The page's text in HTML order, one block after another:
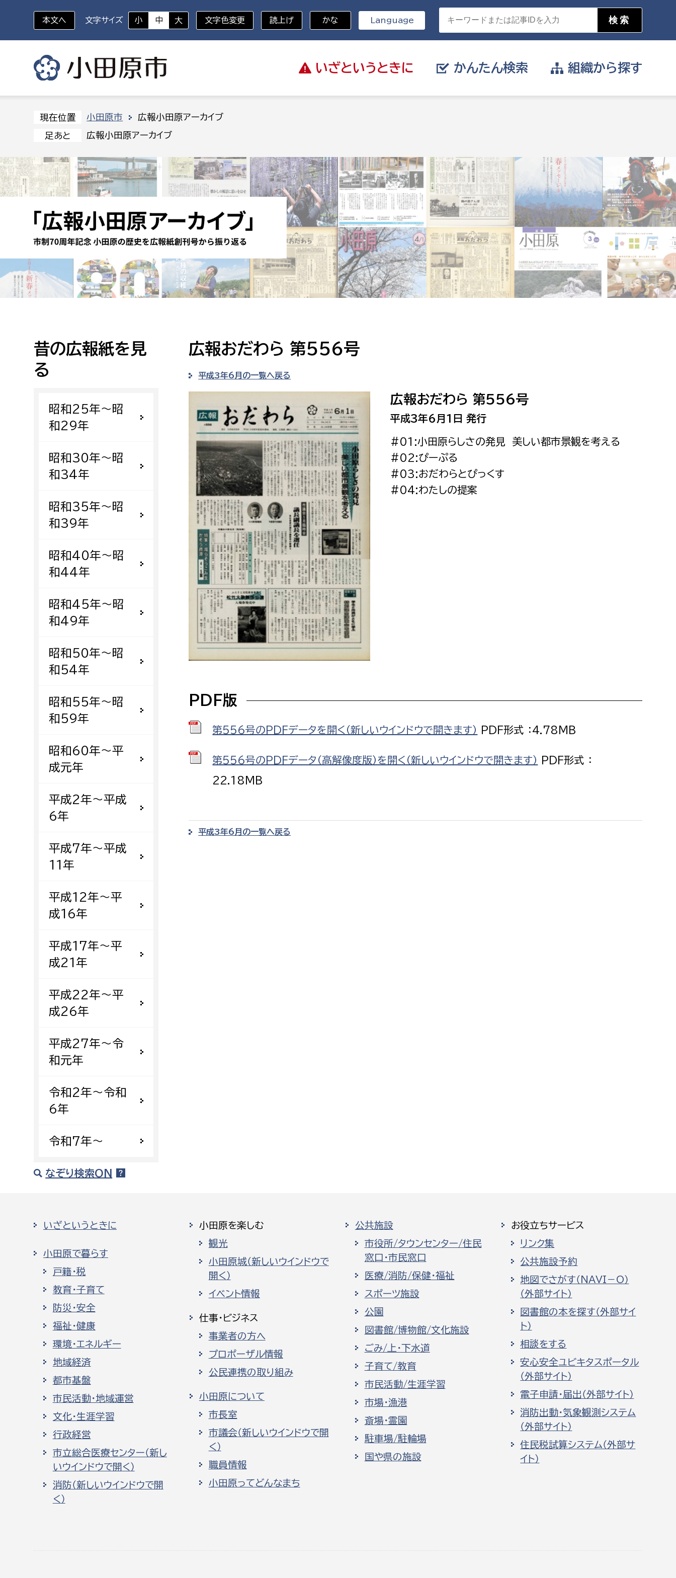
いざと いうときに
いざというときに
休日救急外来 防災・ハザードマップ 避難場所 消防
かんたん検索
対象者を選択
幼稚園児・保育園児
高校生・大学生など
障がい者
事業者
求職者
外国人
ペット
税
教育・子育て
防災・安全
福祉・健康
環境・エネルギー
都市基盤
市民活動・地域づくり
行政経営
観光
消防
病院
市議会
届け出や申請をしたい
証明書がほしい
相談をしたい
支払いをしたい
働きたい
まちづくりに関わりたい
組織から探す
組織から探す
部に属さない室
秘書室
広報広聴室
企画政策課
財政課
デジタル推進課
総務課
職員課
財産管理課
契約検査課
市税総務課
市民税課
資産税課
事業課
市民部
地域安全課
人権・男女共同参画課
戸籍住民課
防災部 文化部
生涯学習課
文化財課
スポーツ課
小田原城総合管理事務所
環境部
福祉健康部
福祉政策課
生活援護課
障がい福祉課
保険課
健康づくり課
子ども若者部
子ども政策課
子ども若者支援課
保育課
経済部
産業政策課
観光課
農政課
水産海浜課
都市部
建設部
建設政策課
国県事業推進課
道水路整備課
みどり公園課
会計管理者
出納室
市立総合医療センター
患者サポートセンター
病院管理局：経営管理課
病院管理局：施設用度課
病院管理局：医事課
警防第1課
上下水道局
経営総務課
水道整備課
下水道整備課
浄水管理課
農業委員会事務局
農業委員会事務局
本文へ 文字サイズ 小 中 大 文字色変更 読上げ かな Language
現在位置 小田原市 広報小田原アーカイブ
足あと 広報小田原アーカイブ
昔の広報紙を見
る
昭和25年〜昭
和29年
昭和30年〜昭
和34年
昭和35年〜昭
和39年
昭和40年〜昭
和44年
昭和45年〜昭
和49年
昭和50年〜昭
和54年
昭和55年〜昭
和59年
昭和60年〜平
成元年
平成2年〜平成
6年
平成7年〜平成
11年
平成12年〜平
成16年
平成17年〜平
成21年
平成22年〜平
成26年
平成27年〜令
和元年
令和2年〜令和
6年
令和7年〜
広報おだわら 第556号
平成3年6月の一覧へ戻る
広報おだわら 第556号
平成3年6月1日 発行
#01:小田原らしさの発見 美しい都市景観を考える
#02:ぴーぷる
#03:おだわらとぴっくす
#04:わたしの提案
PDF版
第556号のPDFデータを開く（新しいウインドウで開きます） PDF形式 ：4.78MB
第556号のPDFデータ（高解像度版）を開く（新しいウインドウで開きます）
PDF形式 ：
22.18MB
平成3年6月の一覧へ戻る
なぞり検索ON
いざというときに
小田原で暮らす
戸籍・税
教育・子育て
防災・安全
福祉・健康
環境・エネルギー
地域経済
都市基盤
市民活動・地域運営
文化・生涯学習
行政経営
市立総合医療センター（新し
いウインドウで開く）
消防（新しいウインドウで開
く）
小田原を楽しむ
観光
小田原城（新しいウインドウで
開く）
イベント情報
仕事・ビジネス
事業者の方へ
プロポーザル情報
公民連携の取り組み
小田原について
市長室
市議会（新しいウインドウで開
く）
職員情報
小田原ってどんなまち
公共施設
市役所/タウンセンター/住民
窓口・市民窓口
医療/消防/保健・福祉
スポーツ施設
公園
図書館/博物館/文化施設
ごみ/上・下水道
子育て/教育
市民活動/生涯学習
市場・漁港
斎場・霊園
駐車場/駐輪場
国や県の施設
お役立ちサービス
リンク集
公共施設予約
地図でさがす（NAVI－O）
（外部サイト）
図書館の本を探す（外部サイ
ト）
相談をする
安心安全ユビキタスポータル
（外部サイト）
電子申請・届出（外部サイト）
消防出動・気象観測システム
（外部サイト）
住民税試算システム（外部サ
イト）